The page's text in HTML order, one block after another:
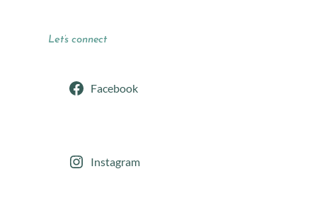
Let’s connect
Facebook
Instagram